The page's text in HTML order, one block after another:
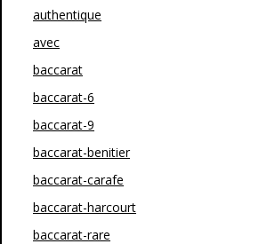
authentique
avec
baccarat
baccarat-6
baccarat-9
baccarat-benitier
baccarat-carafe
baccarat-harcourt
baccarat-rare